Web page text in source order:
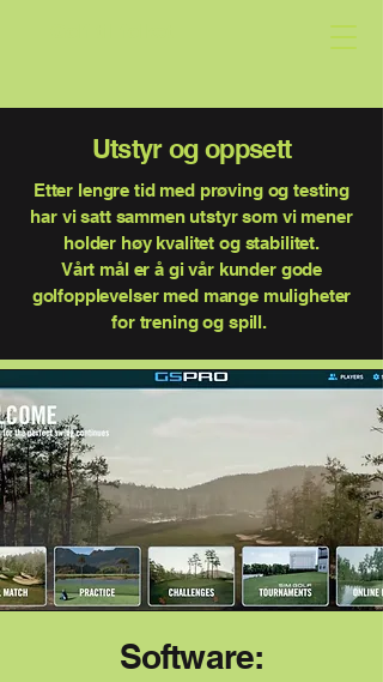
Utstyr og oppsett
Etter lengre tid med prøving og testing
har vi satt sammen utstyr som vi mener
holder høy kvalitet og stabilitet.
Vårt mål er å gi vår kunder gode
golfopplevelser med mange muligheter
for trening og spill. ​
Software: